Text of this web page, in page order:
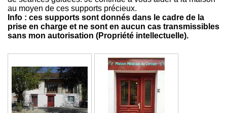
au moyen de ces supports précieux.
Info : ces supports sont donnés dans le cadre de la
prise en charge et ne sont en aucun cas transmissibles
sans mon autorisation (Propriété intellectuelle).